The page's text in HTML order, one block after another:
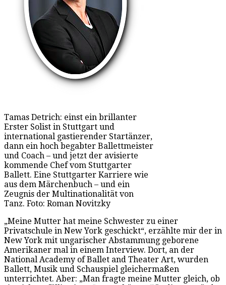
Tamas Detrich: einst ein brillanter
Erster Solist in Stuttgart und
international gastierender Startänzer,
dann ein hoch begabter Ballettmeister
und Coach – und jetzt der avisierte
kommende Chef vom Stuttgarter
Ballett. Eine Stuttgarter Karriere wie
aus dem Märchenbuch – und ein
Zeugnis der Multinationalität von
Tanz. Foto: Roman Novitzky
„Meine Mutter hat meine Schwester zu einer
Privatschule in New York geschickt“, erzählte mir der in
New York mit ungarischer Abstammung geborene
Amerikaner mal in einem Interview. Dort, an der
National Academy of Ballet and Theater Art, wurden
Ballett, Musik und Schauspiel gleichermaßen
unterrichtet. Aber: „Man fragte meine Mutter gleich, ob